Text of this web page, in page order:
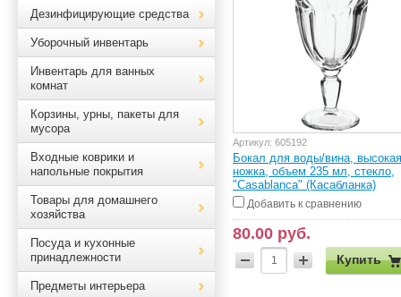
Дезинфицирующие средства
Уборочный инвентарь
Инвентарь для ванных
комнат
Корзины, урны, пакеты для
мусора
Входные коврики и
напольные покрытия
Товары для домашнего
хозяйства
Посуда и кухонные
принадлежности
Предметы интерьера
Артикул: 605192
Бокал для воды/вина, высокая
ножка, объем 235 мл, стекло,
"Casablanca" (Касабланка)
Добавить к сравнению
80.00 руб.
Купить